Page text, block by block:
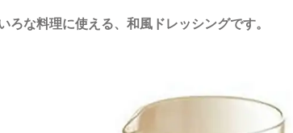
な料理に使える、和風ドレッシングです。